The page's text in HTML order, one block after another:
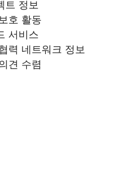
트 정보
호 활동
서비스
력 네트워크 정보
견 수렴